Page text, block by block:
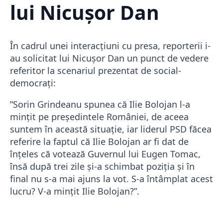
lui Nicușor Dan
În cadrul unei interacțiuni cu presa, reporterii i-
au solicitat lui Nicușor Dan un punct de vedere
referitor la scenariul prezentat de social-
democrați:
”Sorin Grindeanu spunea că Ilie Bolojan l-a
mințit pe președintele României, de aceea
suntem în această situație, iar liderul PSD făcea
referire la faptul că Ilie Bolojan ar fi dat de
înțeles că votează Guvernul lui Eugen Tomac,
însă după trei zile și-a schimbat poziția și în
final nu s-a mai ajuns la vot. S-a întâmplat acest
lucru? V-a mințit Ilie Bolojan?”.